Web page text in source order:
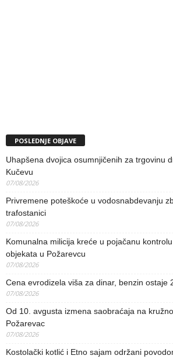
POSLEDNJE OBJAVE
Uhapšena dvojica osumnjičenih za trgovinu
Kučevu
07/08/2026
Privremene poteškoće u vodosnabdevanju
trafostanici
07/08/2026
Komunalna milicija kreće u pojačanu
objekata u Požarevcu
07/08/2026
Cena evrodizela viša za dinar, benzin ostaje
07/08/2026
Od 10. avgusta izmena saobraćaja na
Požarevac
07/08/2026
Kostolački kotlić i Etno sajam održani